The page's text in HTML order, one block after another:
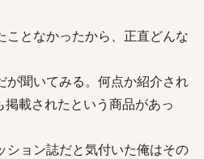
ことなかったから、正直どんな
が聞いてみる。何点か紹介され
載されたという商品があっ
ション誌だと気付いた俺はその